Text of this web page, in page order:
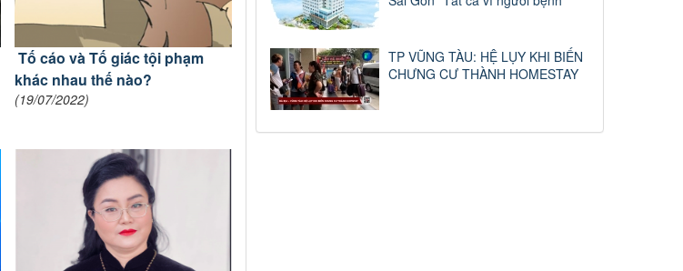
Tố cáo và Tố giác tội phạm
khác nhau thế nào?
(19/07/2022)
TP VŨNG TÀU: HỆ LỤY KHI BIẾN
CHƯNG CƯ THÀNH HOMESTAY